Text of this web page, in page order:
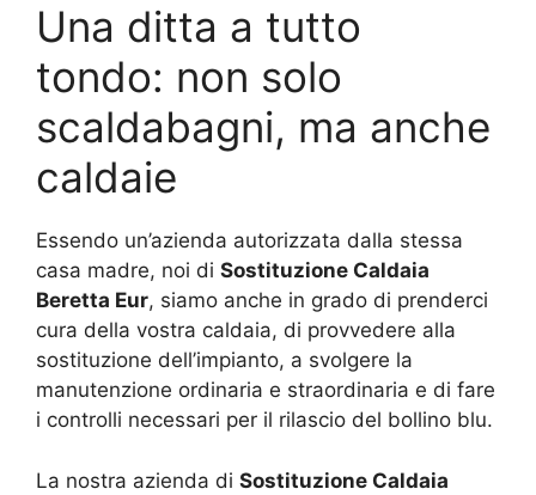
Una ditta a tutto
tondo: non solo
scaldabagni, ma anche
caldaie
Essendo un’azienda autorizzata dalla stessa
casa madre, noi di Sostituzione Caldaia
Beretta Eur, siamo anche in grado di prenderci
cura della vostra caldaia, di provvedere alla
sostituzione dell’impianto, a svolgere la
manutenzione ordinaria e straordinaria e di fare
i controlli necessari per il rilascio del bollino blu.
La nostra azienda di Sostituzione Caldaia